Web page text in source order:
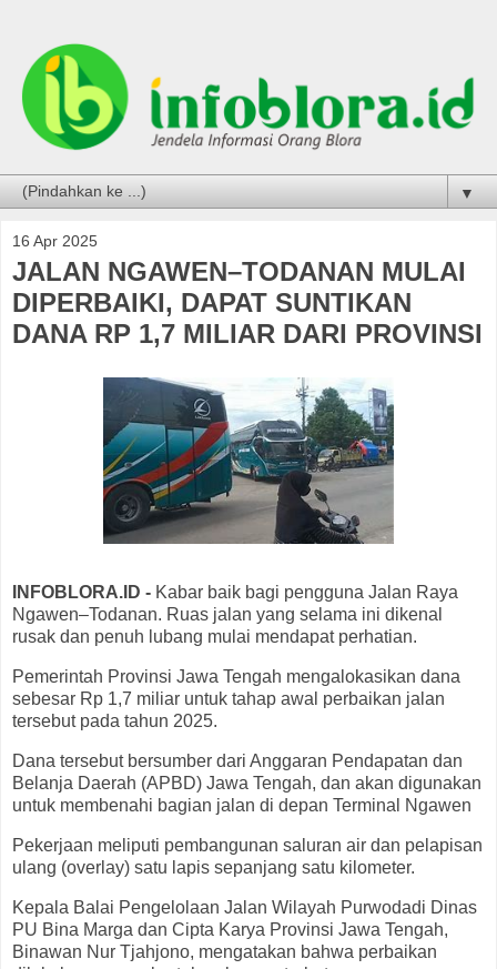
▼
16 Apr 2025
JALAN NGAWEN–TODANAN MULAI
DIPERBAIKI, DAPAT SUNTIKAN
DANA RP 1,7 MILIAR DARI PROVINSI
INFOBLORA.ID - Kabar baik bagi pengguna Jalan Raya
Ngawen–Todanan. Ruas jalan yang selama ini dikenal
rusak dan penuh lubang mulai mendapat perhatian.
Pemerintah Provinsi Jawa Tengah mengalokasikan dana
sebesar Rp 1,7 miliar untuk tahap awal perbaikan jalan
tersebut pada tahun 2025.
Dana tersebut bersumber dari Anggaran Pendapatan dan
Belanja Daerah (APBD) Jawa Tengah, dan akan digunakan
untuk membenahi bagian jalan di depan Terminal Ngawen
Pekerjaan meliputi pembangunan saluran air dan pelapisan
ulang (overlay) satu lapis sepanjang satu kilometer.
Kepala Balai Pengelolaan Jalan Wilayah Purwodadi Dinas
PU Bina Marga dan Cipta Karya Provinsi Jawa Tengah,
Binawan Nur Tjahjono, mengatakan bahwa perbaikan